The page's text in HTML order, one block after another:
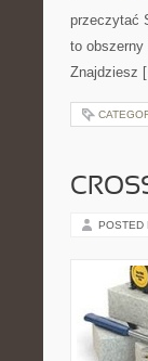
przeczytać
to
Znajdziesz
POSTED